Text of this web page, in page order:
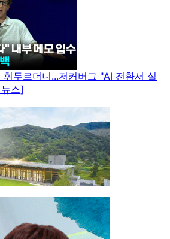
두르더니...저커버그 "AI 전환서 실
스]